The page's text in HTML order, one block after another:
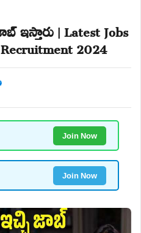
ఇస్తారు | Latest Jobs
2024
Join Now
Join Now